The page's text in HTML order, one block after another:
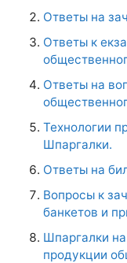
Ответы на
Ответы к
Ответы на
Технологии
Шпаргалки.
Ответы на
Вопросы к
банкетов и
Шпаргалки
продукции